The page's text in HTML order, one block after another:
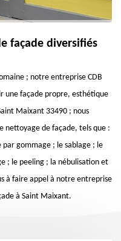
façade diversifiés
; notre entreprise CDB
une façade propre, esthétique
Maixant 33490 ; nous
nettoyage de façade, tels que :
gommage ; le sablage ; le
; le peeling ; la nébulisation et
à faire appel à notre entreprise
à Saint Maixant.